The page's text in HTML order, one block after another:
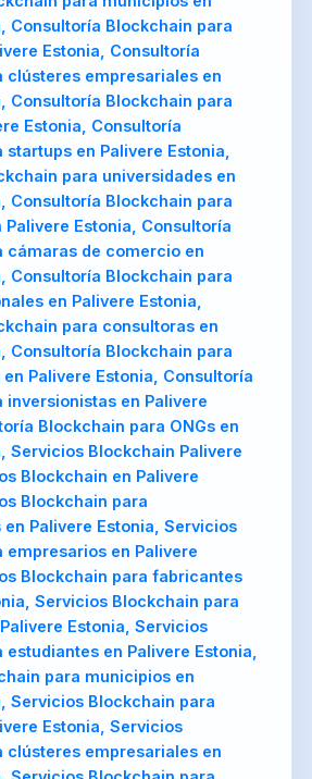
Consultoría Blockchain para
Estonia, Consultoría
clústeres empresariales en
Consultoría Blockchain para
Estonia, Consultoría
en Palivere Estonia,
para universidades en
Consultoría Blockchain para
Estonia, Consultoría
cámaras de comercio en
Consultoría Blockchain para
en Palivere Estonia,
para consultoras en
Consultoría Blockchain para
Palivere Estonia, Consultoría
inversionistas en Palivere
Blockchain para ONGs en
Servicios Blockchain Palivere
Blockchain en Palivere
Blockchain para
Palivere Estonia, Servicios
empresarios en Palivere
Blockchain para fabricantes
Servicios Blockchain para
Estonia, Servicios
en Palivere Estonia,
para municipios en
Servicios Blockchain para
Estonia, Servicios
clústeres empresariales en